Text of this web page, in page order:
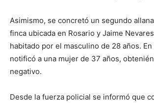
Asimismo, se concretó un segundo
finca ubicada en Rosario y Jaime
habitado por el masculino de 28 años.
notificó a una mujer de 37 años,
negativo.
Desde la fuerza policial se informó que